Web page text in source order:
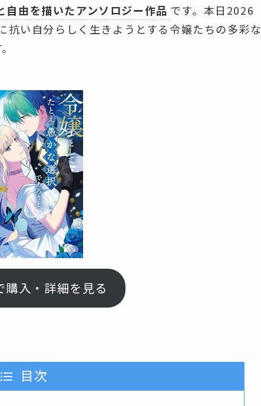
自由を描いたアンソロジー作品 です。本日2026
い自分らしく生きようとする令嬢たちの多彩
入・詳細を見る
目次